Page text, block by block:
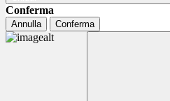
Conferma
Annulla Conferma